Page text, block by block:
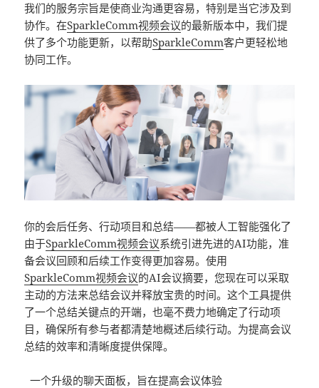
我们的服务宗旨是使商业沟通更容易，特别是当它涉及到
协作。在SparkleComm视频会议的最新版本中，我们提
供了多个功能更新，以帮助SparkleComm客户更轻松地
协同工作。
你的会后任务、行动项目和总结——都被人工智能强化了
由于SparkleComm视频会议系统引进先进的AI功能，准
备会议回顾和后续工作变得更加容易。使用
SparkleComm视频会议的AI会议摘要，您现在可以采取
主动的方法来总结会议并释放宝贵的时间。这个工具提供
了一个总结关键点的开端，也毫不费力地确定了行动项
目，确保所有参与者都清楚地概述后续行动。为提高会议
总结的效率和清晰度提供保障。
一个升级的聊天面板，旨在提高会议体验